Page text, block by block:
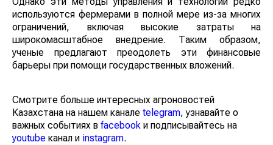
используются фермерами в полной мере из-за многих
ограничений, включая высокие затраты на
широкомасштабное внедрение. Таким образом,
ученые предлагают преодолеть эти финансовые
барьеры при помощи государственных вложений.
Смотрите больше интересных агроновостей
Казахстана на нашем канале telegram, узнавайте о
важных событиях в facebook и подписывайтесь на
youtube канал и instagram.